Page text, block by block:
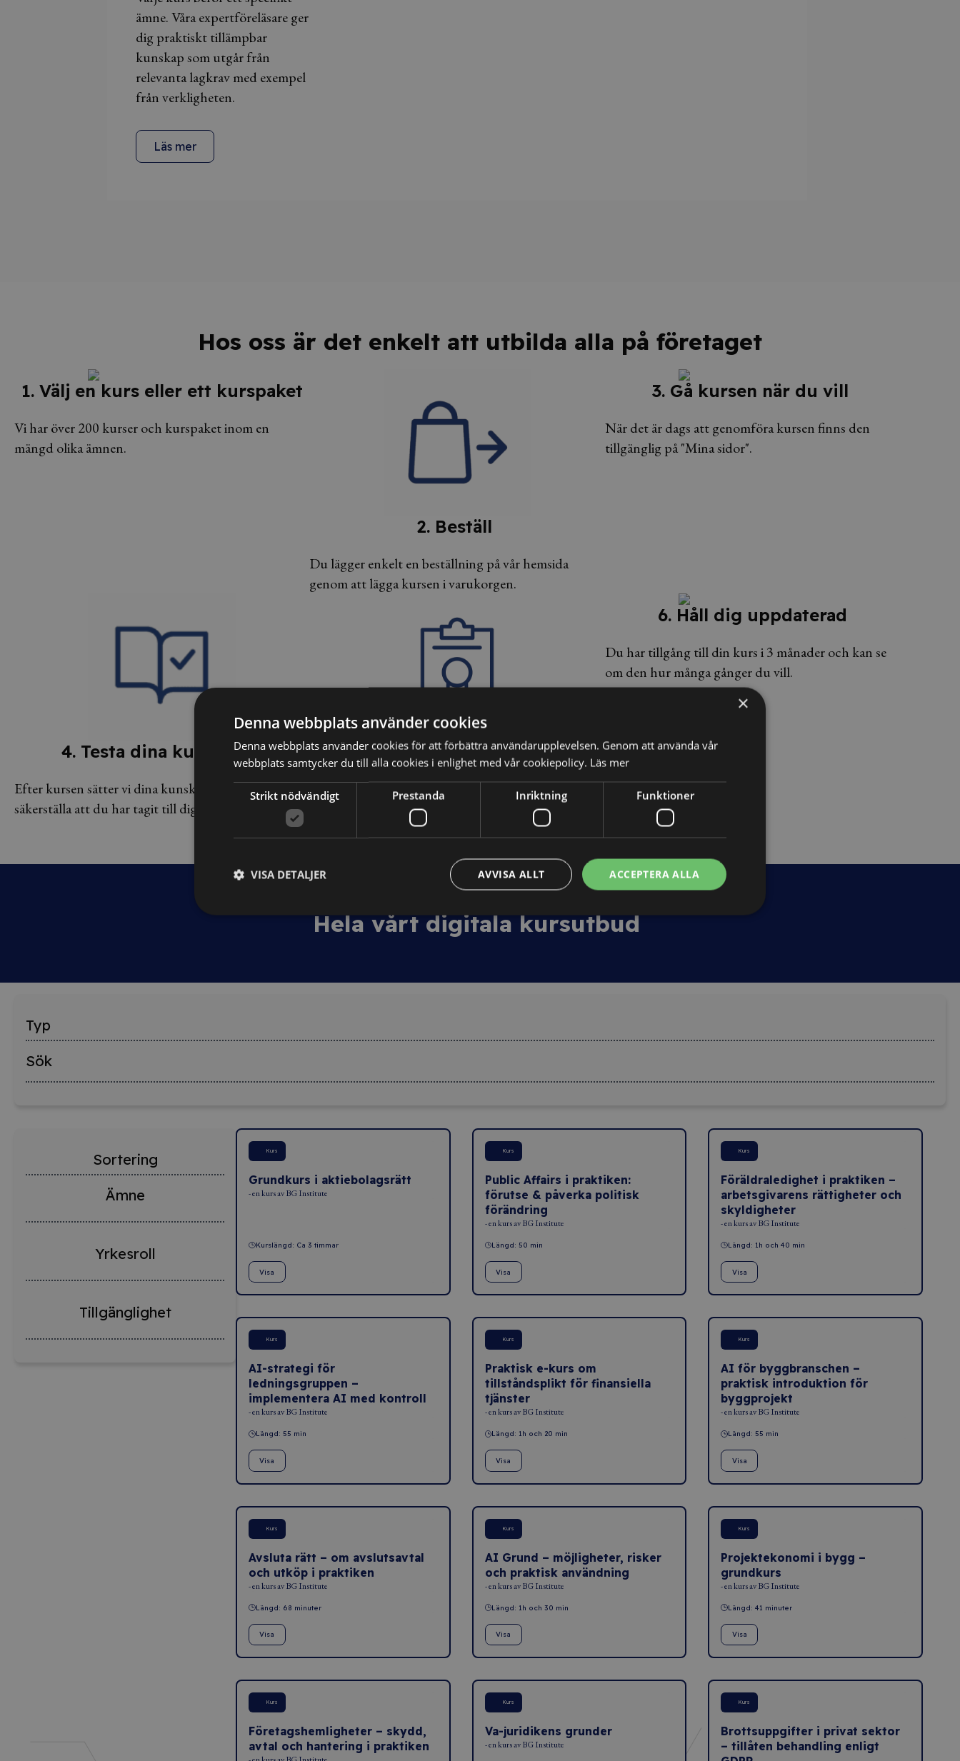
ämne. Våra expertföreläsare ger
dig praktiskt tillämpbar
kunskap som utgår från
relevanta lagkrav med exempel
från verkligheten.
Läs mer
Hos oss är det enkelt att utbilda alla på företaget
1. Välj en kurs eller ett kurspaket
Vi har över 200 kurser och kurspaket inom en
mängd olika ämnen.
2. Beställ
Du lägger enkelt en beställning på vår hemsida
genom att lägga kursen i varukorgen.
3. Gå kursen när du vill
När det är dags att genomföra kursen finns den
tillgänglig på "Mina sidor".
4. Testa dina kunskaper
Efter kursen sätter vi dina kunskaper på prov för att
säkerställa att du har tagit till dig av innehållet.
5. Få ditt personliga intyg
Efter godkänt resultat på kunskapstestet erhåller du
ett personligt kursintyg.
6. Håll dig uppdaterad
Du har tillgång till din kurs i 3 månader och kan se
om den hur många gånger du vill.
Hela vårt digitala kursutbud
Typ
Sök
Sortering
Ämne
Yrkesroll
Tillgänglighet
Kurs
Grundkurs i aktiebolagsrätt
- en kurs av BG Institute
Kurslängd: Ca 3 timmar
Visa
Kurs
Public Affairs i praktiken:
förutse & påverka politisk
förändring
- en kurs av BG Institute
Längd: 50 min
Visa
Kurs
Föräldraledighet i praktiken –
arbetsgivarens rättigheter och
skyldigheter
- en kurs av BG Institute
Längd: 1h och 40 min
Visa
Kurs
AI-strategi för
ledningsgruppen –
implementera AI med kontroll
- en kurs av BG Institute
Längd: 55 min
Visa
Kurs
Praktisk e-kurs om
tillståndsplikt för finansiella
tjänster
- en kurs av BG Institute
Längd: 1h och 20 min
Visa
Kurs
AI för byggbranschen –
praktisk introduktion för
byggprojekt
- en kurs av BG Institute
Längd: 55 min
Visa
Kurs
Avsluta rätt – om avslutsavtal
och utköp i praktiken
- en kurs av BG Institute
Längd: 68 minuter
Visa
Kurs
AI Grund – möjligheter, risker
och praktisk användning
- en kurs av BG Institute
Längd: 1h och 30 min
Visa
Kurs
Projektekonomi i bygg –
grundkurs
- en kurs av BG Institute
Längd: 41 minuter
Visa
Kurs
Företagshemligheter – skydd,
avtal och hantering i praktiken
Kurs
Va-juridikens grunder
- en kurs av BG Institute
Kurs
Brottsuppgifter i privat sektor
– tillåten behandling enligt
×
Denna webbplats använder cookies
Denna webbplats använder cookies för att förbättra användarupplevelsen. Genom att använda vår
webbplats samtycker du till alla cookies i enlighet med vår cookiepolicy. Läs mer
Strikt nödvändigt Prestanda Inriktning Funktioner
ACCEPTERA ALLA
AVVISA ALLT
VISA DETALJER